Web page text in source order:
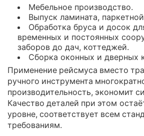
Мебельное производство.
Выпуск ламината,
Обработка бруса и досок
временных и постоянных
заборов до дач, коттеджей.
Сборка оконных и дверных
Применение рейсмуса вместо
ручного инструмента
производительность, экономит
Качество деталей при этом
уровне, соответствует всем
требованиям.